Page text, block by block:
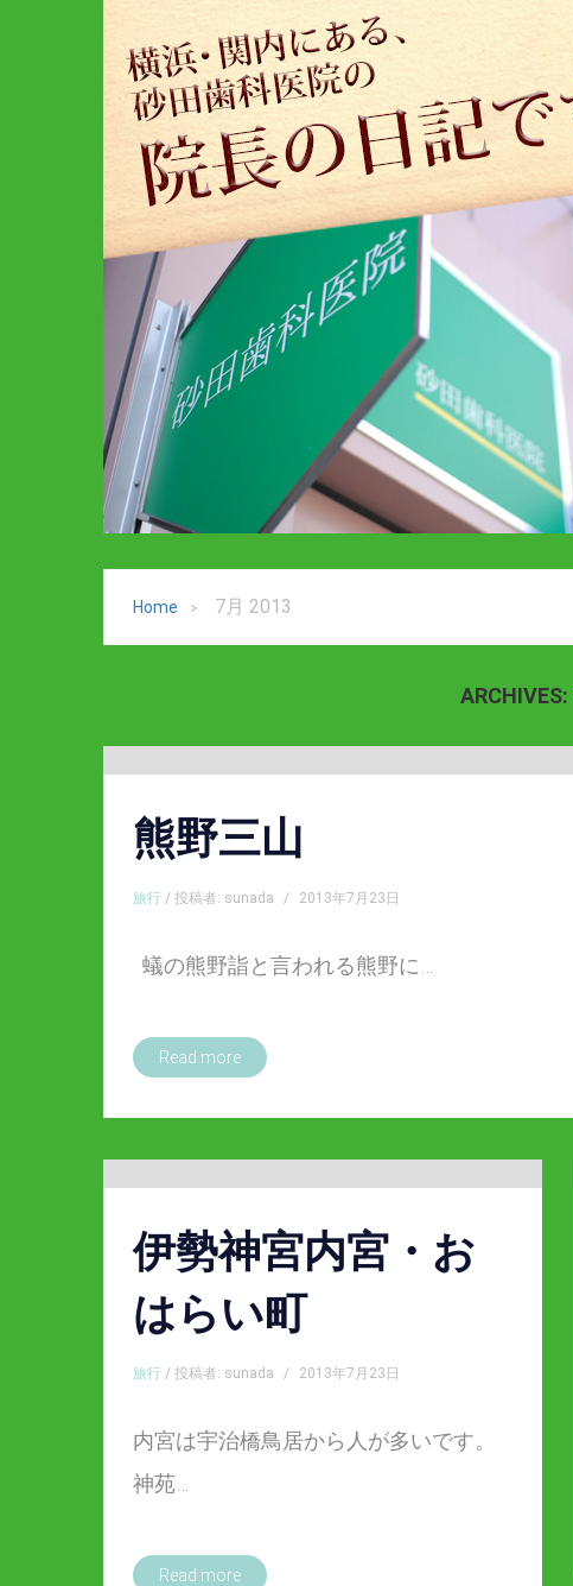
Home 7月 2013
ARCHIVES:
熊野三山
旅行 / 投稿者: sunada / 2013年7月23日
蟻の熊野詣と言われる熊野に…
Read more
伊勢神宮内宮・お
はらい町
旅行 / 投稿者: sunada / 2013年7月23日
内宮は宇治橋鳥居から人が多いです。
神苑…
Read more